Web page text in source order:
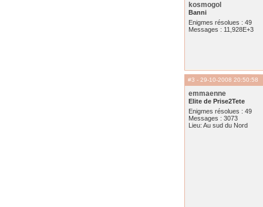
kosmogol
Banni
Enigmes résolues : 49
Messages : 11,928E+3
#3 - 29-10-2008 20:50:58
emmaenne
Elite de Prise2Tete
Enigmes résolues : 49
Messages : 3073
Lieu: Au sud du Nord